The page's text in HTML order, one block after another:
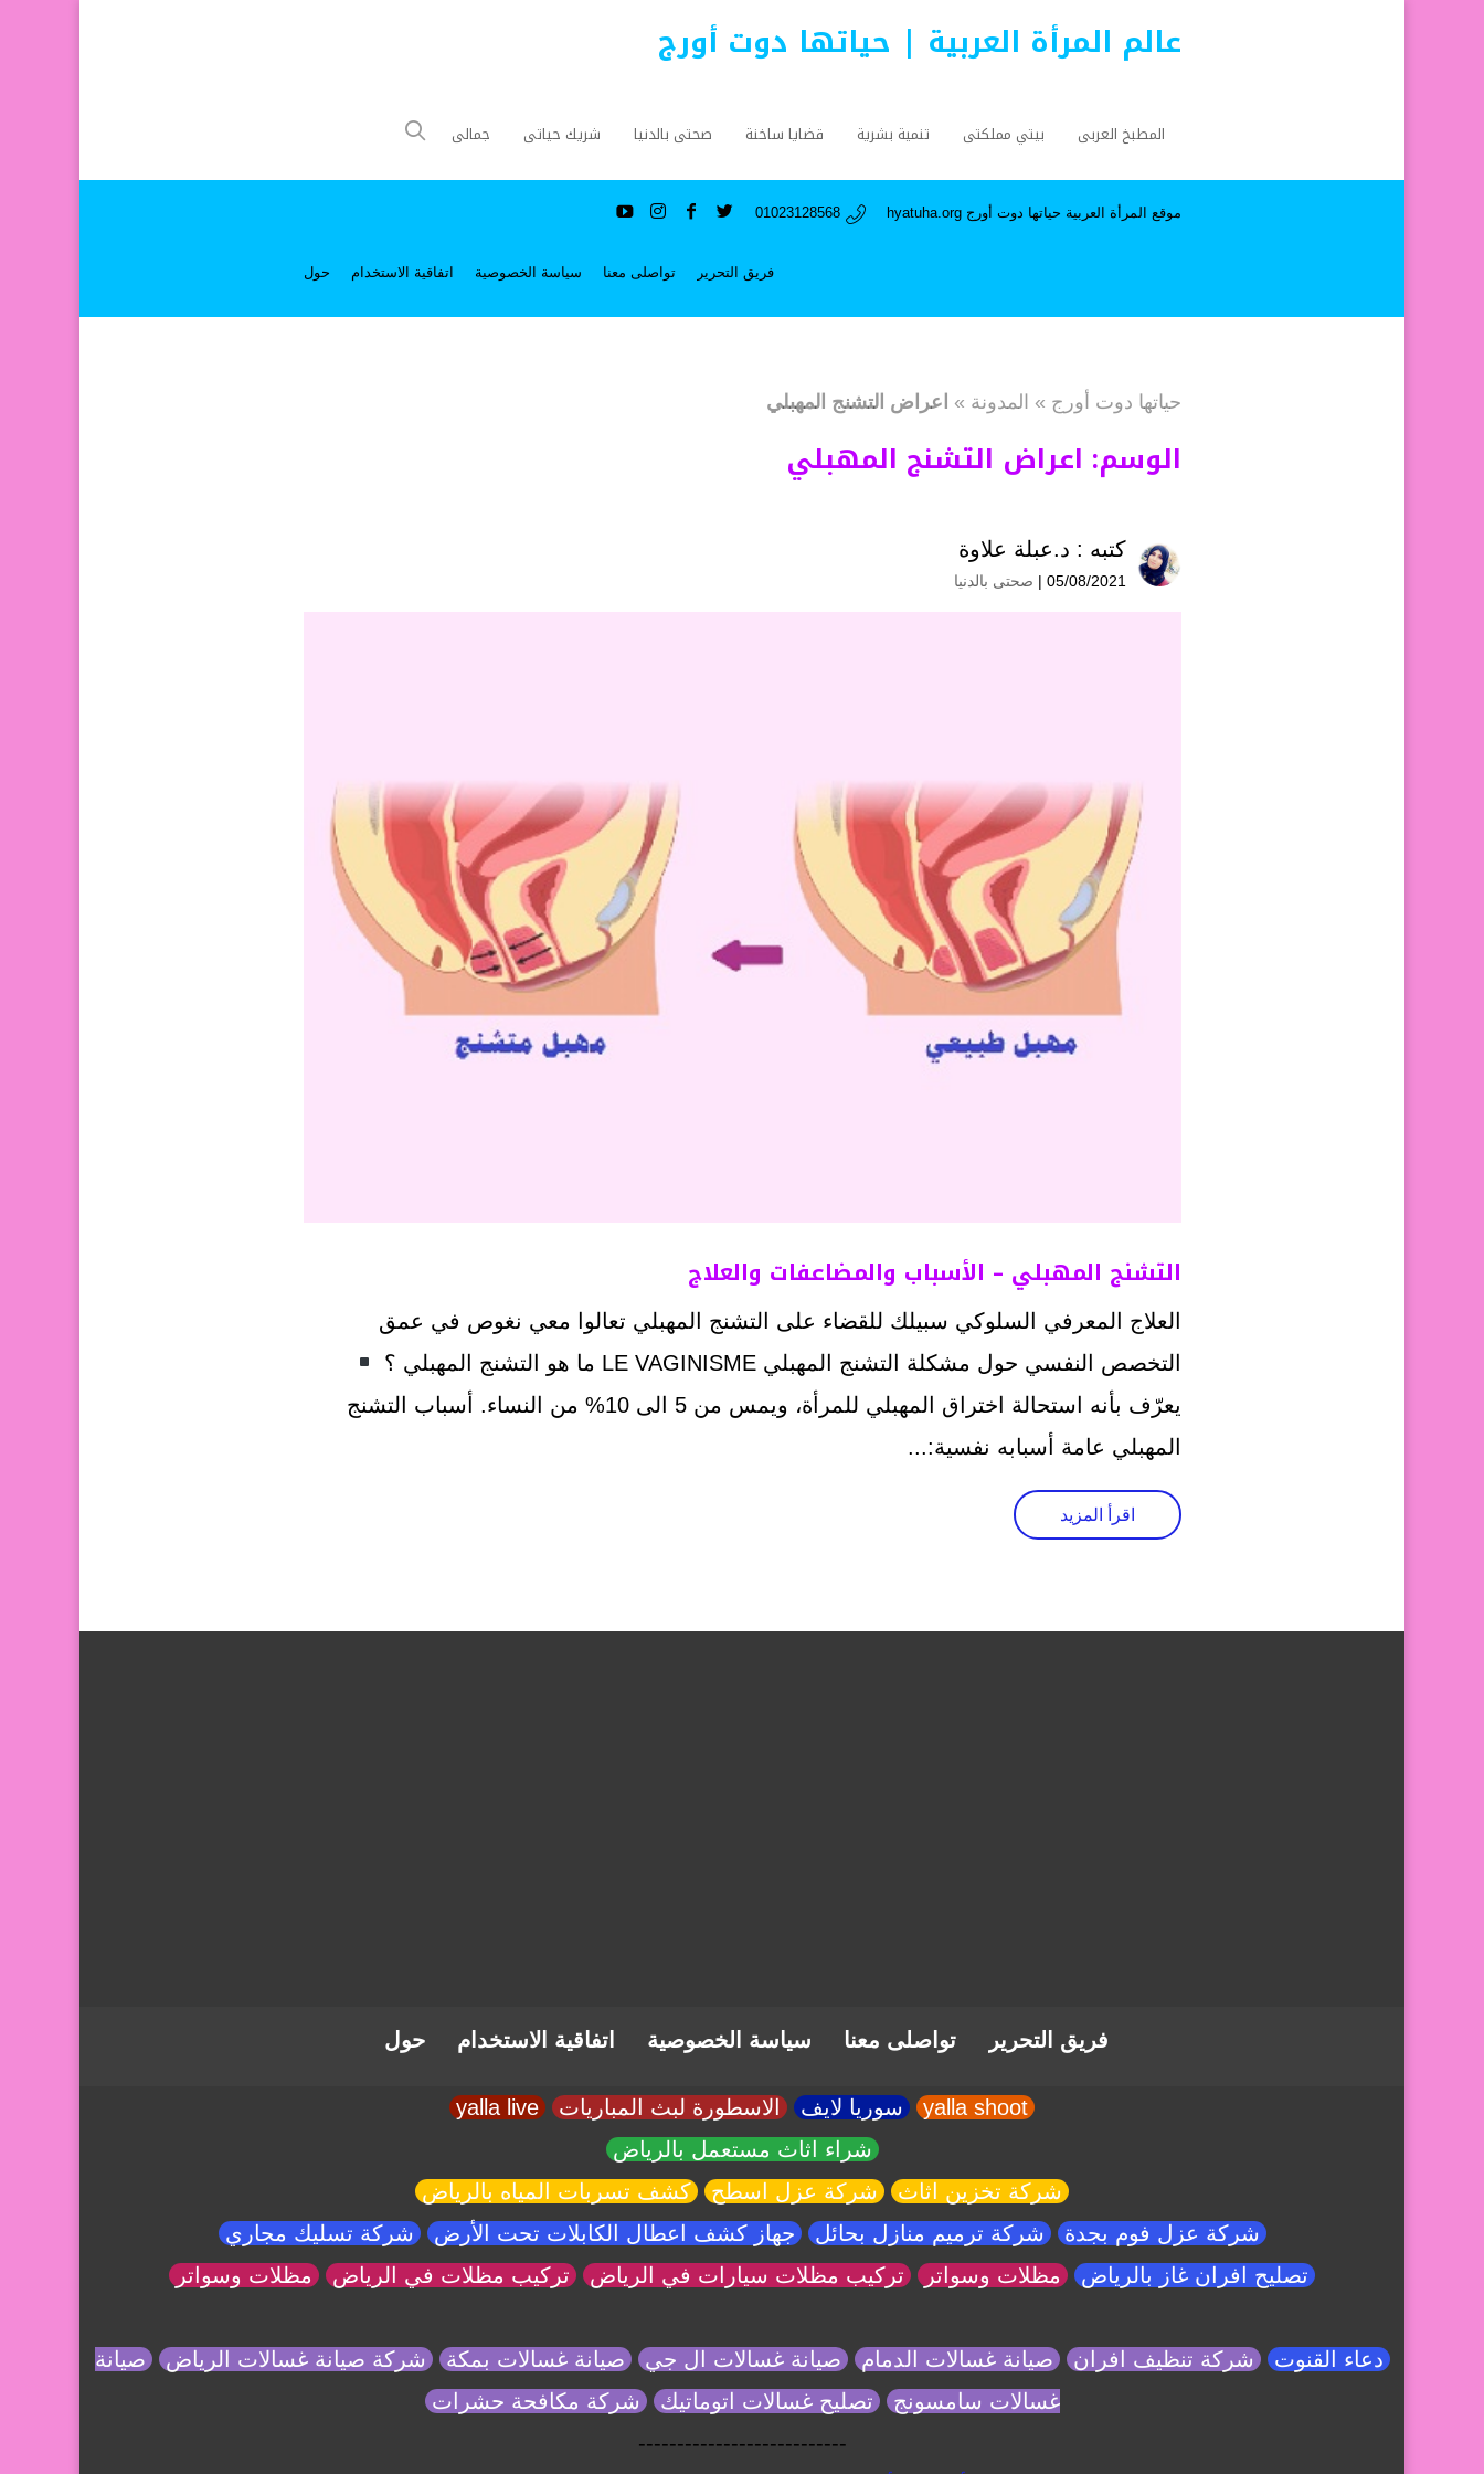
عالم المرأة العربية | حياتها دوت أورج
المطبخ العربى بيتي مملكتى تنمية بشرية قضايا ساخنة صحتى بالدنيا شريك حياتى جمالى
موقع المرأة العربية حياتها دوت أورج hyatuha.org 01023128568
فريق التحرير تواصلى معنا سياسة الخصوصية اتفاقية الاستخدام حول
حياتها دوت أورج » المدونة » اعراض التشنج المهبلي
الوسم: اعراض التشنج المهبلي
كتبه : د.عبلة علاوة
05/08/2021 | صحتى بالدنيا
التشنج المهبلي – الأسباب والمضاعفات والعلاج
العلاج المعرفي السلوكي سبيلك للقضاء على التشنج المهبلي تعالوا معي نغوص في عمق
التخصص النفسي حول مشكلة التشنج المهبلي LE VAGINISME ما هو التشنج المهبلي ؟
يعرّف بأنه استحالة اختراق المهبلي للمرأة، ويمس من 5 الى 10% من النساء. أسباب التشنج
المهبلي عامة أسبابه نفسية:...
اقرأ المزيد
فريق التحرير تواصلى معنا سياسة الخصوصية اتفاقية الاستخدام حول
yalla shoot سوريا لايف الاسطورة لبث المباريات yalla live
شراء اثاث مستعمل بالرياض
شركة تخزين اثاث شركة عزل اسطح كشف تسربات المياه بالرياض
شركة عزل فوم بجدة شركة ترميم منازل بحائل جهاز كشف اعطال الكابلات تحت الأرض شركة تسليك مجاري
تصليح افران غاز بالرياض مظلات وسواتر تركيب مظلات سيارات في الرياض تركيب مظلات في الرياض مظلات وسواتر
دعاء القنوت شركة تنظيف افران صيانة غسالات الدمام صيانة غسالات ال جي صيانة غسالات بمكة شركة صيانة غسالات الرياض صيانة
غسالات سامسونج تصليح غسالات اتوماتيك شركة مكافحة حشرات
---------------------------